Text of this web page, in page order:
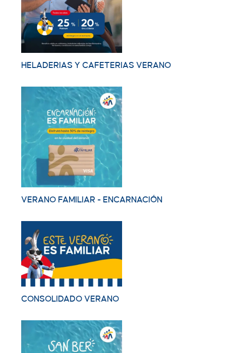
HELADERIAS Y CAFETERIAS VERANO
VERANO FAMILIAR - ENCARNACIÓN
CONSOLIDADO VERANO